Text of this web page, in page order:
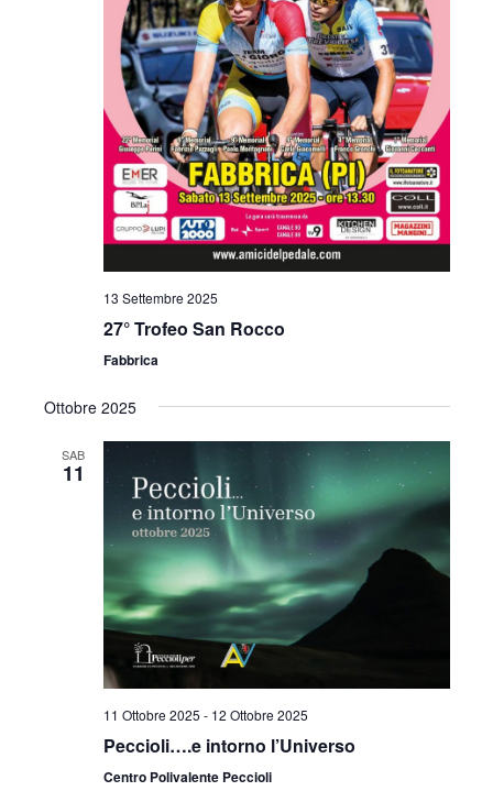
13 Settembre 2025
27° Trofeo San Rocco
Fabbrica
Ottobre 2025
SAB
11
11 Ottobre 2025 - 12 Ottobre 2025
Peccioli….e intorno l’Universo
Centro Polivalente Peccioli